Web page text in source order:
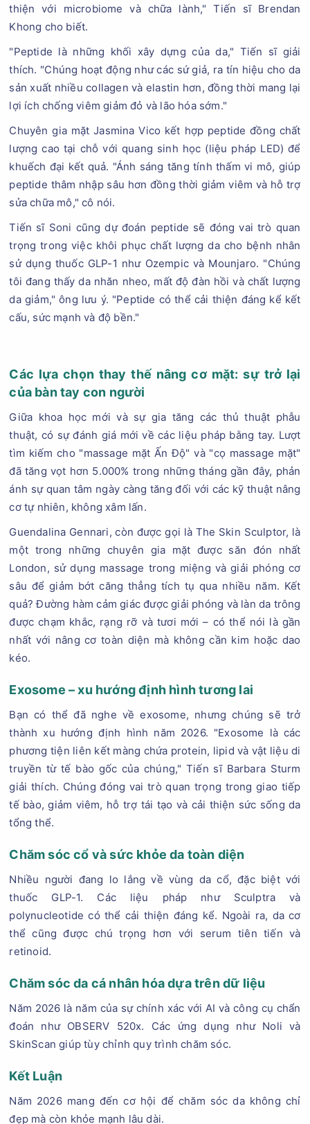
thiện với microbiome và chữa lành," Tiến sĩ Brendan
Khong cho biết.
"Peptide là những khối xây dựng của da," Tiến sĩ giải
thích. "Chúng hoạt động như các sứ giả, ra tín hiệu cho da
sản xuất nhiều collagen và elastin hơn, đồng thời mang lại
lợi ích chống viêm giảm đỏ và lão hóa sớm."
Chuyên gia mặt Jasmina Vico kết hợp peptide đồng chất
lượng cao tại chỗ với quang sinh học (liệu pháp LED) để
khuếch đại kết quả. "Ánh sáng tăng tính thấm vi mô, giúp
peptide thâm nhập sâu hơn đồng thời giảm viêm và hỗ trợ
sửa chữa mô," cô nói.
Tiến sĩ Soni cũng dự đoán peptide sẽ đóng vai trò quan
trọng trong việc khôi phục chất lượng da cho bệnh nhân
sử dụng thuốc GLP-1 như Ozempic và Mounjaro. "Chúng
tôi đang thấy da nhăn nheo, mất độ đàn hồi và chất lượng
da giảm," ông lưu ý. "Peptide có thể cải thiện đáng kể kết
cấu, sức mạnh và độ bền."
Các lựa chọn thay thế nâng cơ mặt: sự trở lại
của bàn tay con người
Giữa khoa học mới và sự gia tăng các thủ thuật phẫu
thuật, có sự đánh giá mới về các liệu pháp bằng tay. Lượt
tìm kiếm cho "massage mặt Ấn Độ" và "cọ massage mặt"
đã tăng vọt hơn 5.000% trong những tháng gần đây, phản
ánh sự quan tâm ngày càng tăng đối với các kỹ thuật nâng
cơ tự nhiên, không xâm lấn.
Guendalina Gennari, còn được gọi là The Skin Sculptor, là
một trong những chuyên gia mặt được săn đón nhất
London, sử dụng massage trong miệng và giải phóng cơ
sâu để giảm bớt căng thẳng tích tụ qua nhiều năm. Kết
quả? Đường hàm cảm giác được giải phóng và làn da trông
được chạm khắc, rạng rỡ và tươi mới – có thể nói là gần
nhất với nâng cơ toàn diện mà không cần kim hoặc dao
kéo.
Exosome – xu hướng định hình tương lai
Bạn có thể đã nghe về exosome, nhưng chúng sẽ trở
thành xu hướng định hình năm 2026. "Exosome là các
phương tiện liên kết màng chứa protein, lipid và vật liệu di
truyền từ tế bào gốc của chúng," Tiến sĩ Barbara Sturm
giải thích. Chúng đóng vai trò quan trọng trong giao tiếp
tế bào, giảm viêm, hỗ trợ tái tạo và cải thiện sức sống da
tổng thể.
Chăm sóc cổ và sức khỏe da toàn diện
Nhiều người đang lo lắng về vùng da cổ, đặc biệt với
thuốc GLP-1. Các liệu pháp như Sculptra và
polynucleotide có thể cải thiện đáng kể. Ngoài ra, da cơ
thể cũng được chú trọng hơn với serum tiên tiến và
retinoid.
Chăm sóc da cá nhân hóa dựa trên dữ liệu
Năm 2026 là năm của sự chính xác với AI và công cụ chẩn
đoán như OBSERV 520x. Các ứng dụng như Noli và
SkinScan giúp tùy chỉnh quy trình chăm sóc.
Kết Luận
Năm 2026 mang đến cơ hội để chăm sóc da không chỉ
đẹp mà còn khỏe mạnh lâu dài.